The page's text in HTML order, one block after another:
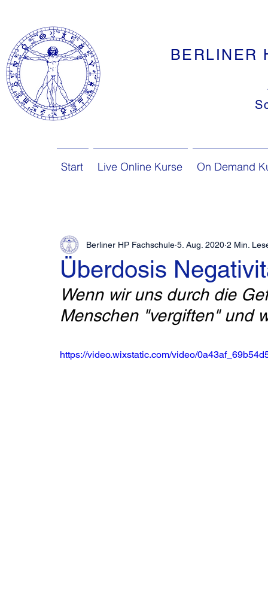
BERLINER
Start Live Online Kurse On Demand
Überdosis
Berliner HP Fachschule 5. Aug. 2020 2 Min.
Wenn wir uns durch die
Menschen "vergiften" und
https://video.wixstatic.com/video/